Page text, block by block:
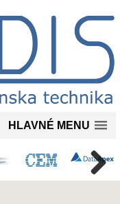
HLAVNÉ MENU